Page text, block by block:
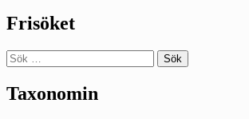
Frisöket
Sök
efter:
Taxonomin